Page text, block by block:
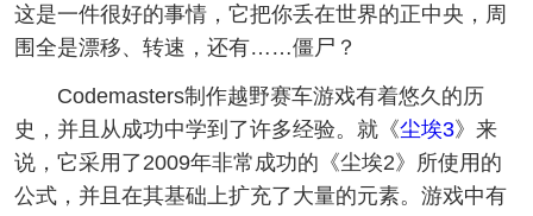
这是一件很好的事情，它把你丢在世界的正中央，周
围全是漂移、转速，还有……僵尸？
Codemasters制作越野赛车游戏有着悠久的历
史，并且从成功中学到了许多经验。就《尘埃3》来
说，它采用了2009年非常成功的《尘埃2》所使用的
公式，并且在其基础上扩充了大量的元素。游戏中有